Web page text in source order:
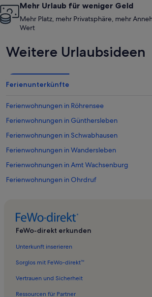
Mehr Urlaub für weniger Geld
Mehr Platz, mehr Privatsphäre, mehr
Wert
Weitere Urlaubsideen
Ferienunterkünfte
Ferienwohnungen in Röhrensee
Ferienwohnungen in Günthersleben
Ferienwohnungen in Schwabhausen
Ferienwohnungen in Wandersleben
Ferienwohnungen in Amt Wachsenburg
Ferienwohnungen in Ohrdruf
Ferienwohnungen in Drei Gleichen
Ferienwohnungen in Rehestädt
FeWo-direkt erkunden
Unterkunft inserieren
Sorglos mit FeWo-direkt™
Vertrauen und Sicherheit
Ressourcen für Partner